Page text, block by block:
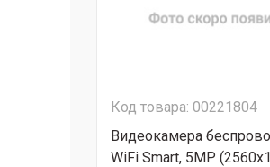
Код товара: 00221804
Видеокамера
WiFi Smart, 5MP